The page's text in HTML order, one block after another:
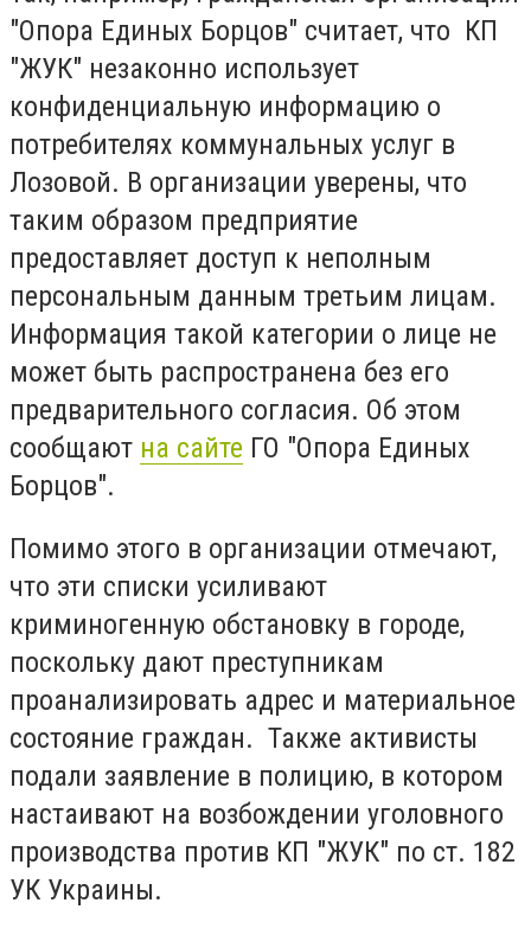
"Опора Единых Борцов" считает, что КП
"ЖУК" незаконно использует
конфиденциальную информацию о
потребителях коммунальных услуг в
Лозовой. В организации уверены, что
таким образом предприятие
предоставляет доступ к неполным
персональным данным третьим лицам.
Информация такой категории о лице не
может быть распространена без его
предварительного согласия. Об этом
сообщают на сайте ГО "Опора Единых
Борцов".
Помимо этого в организации отмечают,
что эти списки усиливают
криминогенную обстановку в городе,
поскольку дают преступникам
проанализировать адрес и материальное
состояние граждан. Также активисты
подали заявление в полицию, в котором
настаивают на возбождении уголовного
производства против КП "ЖУК" по ст. 182
УК Украины.